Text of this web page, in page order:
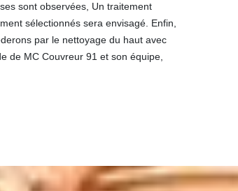
sont observées, Un traitement
sélectionnés sera envisagé. Enfin,
par le nettoyage du haut avec
de MC Couvreur 91 et son équipe,